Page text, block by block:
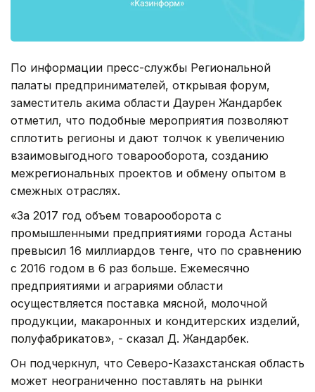
По информации пресс-службы Региональной
палаты предпринимателей, открывая форум,
заместитель акима области Даурен Жандарбек
отметил, что подобные мероприятия позволяют
сплотить регионы и дают толчок к увеличению
взаимовыгодного товарооборота, созданию
межрегиональных проектов и обмену опытом в
смежных отраслях.
«За 2017 год объем товарооборота с
промышленными предприятиями города Астаны
превысил 16 миллиардов тенге, что по сравнению
с 2016 годом в 6 раз больше. Ежемесячно
предприятиями и аграриями области
осуществляется поставка мясной, молочной
продукции, макаронных и кондитерских изделий,
полуфабрикатов», - сказал Д. Жандарбек.
Он подчеркнул, что Северо-Казахстанская область
может неограниченно поставлять на рынки